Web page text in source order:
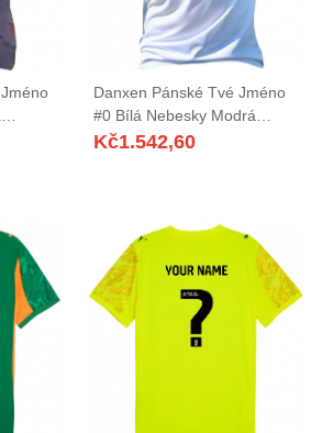
Danxen Pánské Tvé Jméno
#0 Bílá Nebesky Modrá
Domů Hráčské Dresy
Kč1.542,60